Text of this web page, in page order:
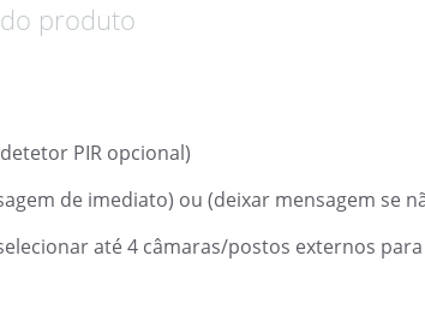
produto
PIR opcional)
de imediato) ou (deixar mensagem se
até 4 câmaras/postos externos